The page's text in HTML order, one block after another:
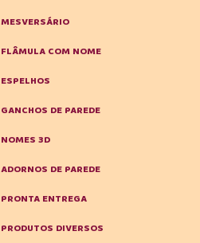
MESVERSÁRIO
FLÂMULA COM NOME
ESPELHOS
GANCHOS DE PAREDE
NOMES 3D
ADORNOS DE PAREDE
PRONTA ENTREGA
PRODUTOS DIVERSOS